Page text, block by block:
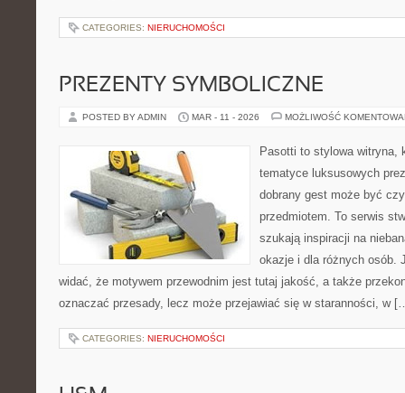
CATEGORIES: NIERUCHOMOŚCI
PREZENTY SYMBOLICZNE
POSTED BY ADMIN MAR - 11 - 2026 MOŻLIWOŚĆ
Pasotti to stylowa witryna,
tematyce luksusowych
dobrany gest może być
przedmiotem. To serwis
szukają inspiracji na
okazje i dla różnych osób.
widać, że motywem przewodnim jest tutaj jakość, a także
oznaczać przesady, lecz może przejawiać się w staranności, w
CATEGORIES: NIERUCHOMOŚCI